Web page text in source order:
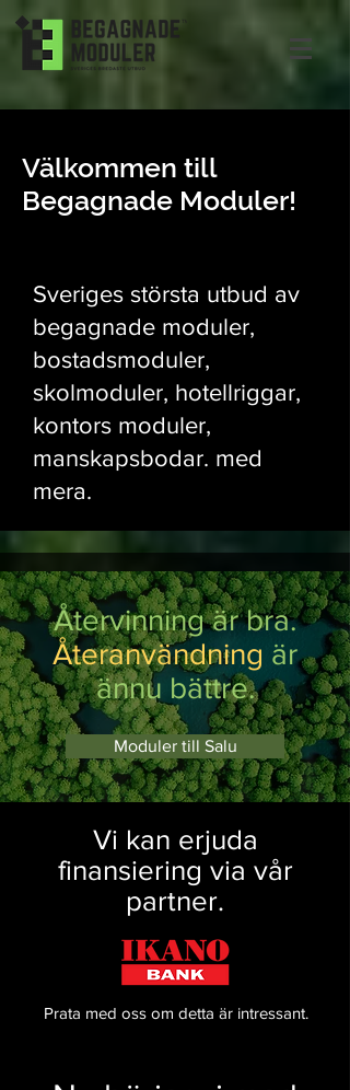
Välkommen till
Begagnade Moduler!
Sveriges största utbud av
begagnade moduler,
bostadsmoduler,
skolmoduler, hotellriggar,
kontors moduler,
manskapsbodar. med
mera.
Återvinning är bra.
Återanvändning är
ännu bättre.
Moduler till Salu
Vi kan erjuda
finansiering via vår
partner.
Prata med oss om detta är intressant.